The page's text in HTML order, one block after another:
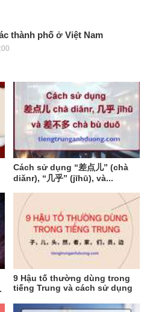
thành phố ở Việt Nam
Cách sử dụng “差点儿” (chà
diǎnr), “几乎” (jīhū), và...
9 Hậu tố thường dùng trong
tiếng Trung và cách sử dụng